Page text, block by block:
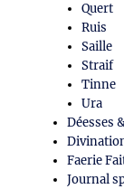
Quert
Ruis
Saille
Straif
Tinne
Ura
Déesses
Faerie
Journal